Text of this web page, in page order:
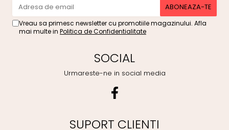
Vreau sa primesc newsletter cu promotiile magazinului. Afla
mai multe in Politica de Confidentialitate
SOCIAL
Urmareste-ne in social media
SUPORT CLIENTI